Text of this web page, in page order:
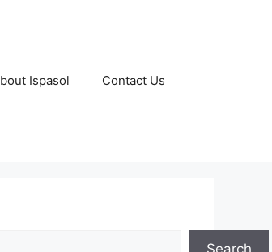
Ispasol Contact Us
Search